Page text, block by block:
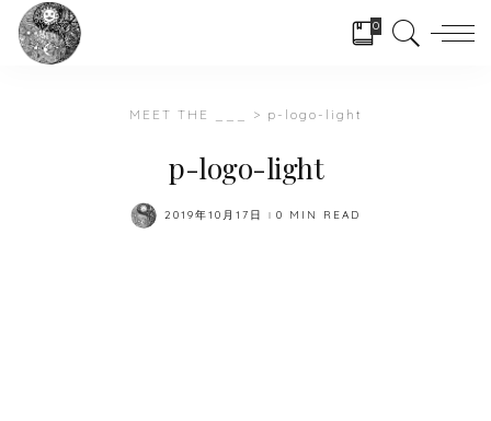
0
MEET THE ___ > p-logo-light
p-logo-light
2019年10月17日 0 MIN READ